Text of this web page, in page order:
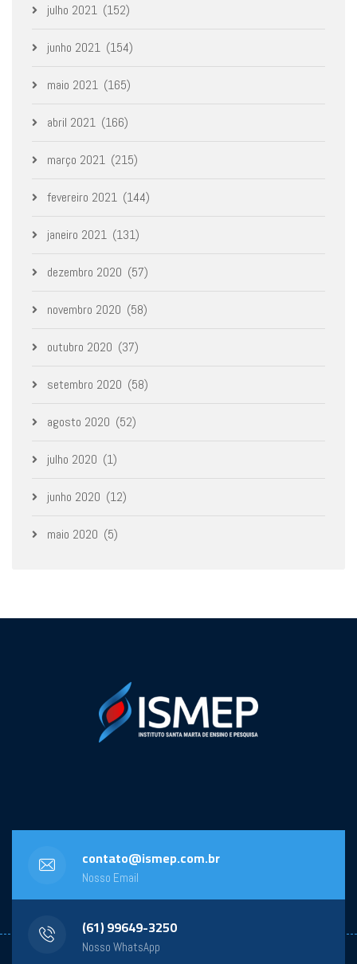
julho 2021 (152)
junho 2021 (154)
maio 2021 (165)
abril 2021 (166)
março 2021 (215)
fevereiro 2021 (144)
janeiro 2021 (131)
dezembro 2020 (57)
novembro 2020 (58)
outubro 2020 (37)
setembro 2020 (58)
agosto 2020 (52)
julho 2020 (1)
junho 2020 (12)
maio 2020 (5)
contato@ismep.com.br
Nosso Email
(61) 99649-3250
Nosso WhatsApp